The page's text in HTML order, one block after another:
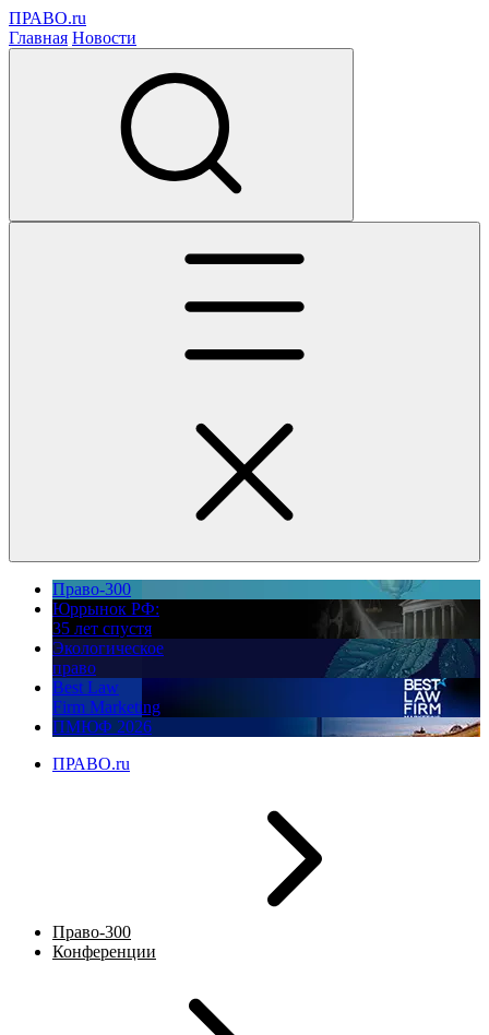
ПРАВО.ru
Главная Новости
Право-300
Юррынок РФ:
35 лет спустя
Экологическое
право
Best Law
Firm Marketing
ПМЮФ 2026
ПРАВО.ru
Право-300
Конференции